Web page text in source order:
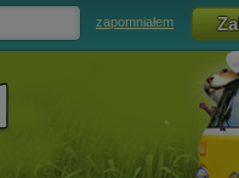
zapomniałem